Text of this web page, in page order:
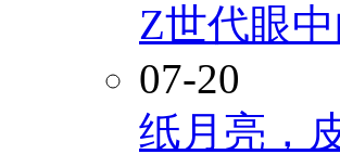
Z世代眼
07-20
纸月亮，